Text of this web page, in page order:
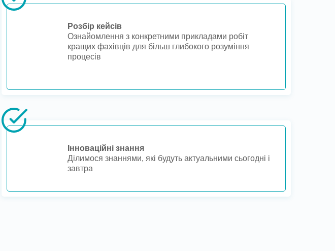
Розбір кейсів
Ознайомлення з конкретними прикладами робіт
кращих фахівців для більш глибокого розуміння
процесів
Інноваційні знання
Ділимося знаннями, які будуть актуальними сьогодні і
завтра